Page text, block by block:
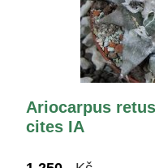
Ariocarpus
cites IA